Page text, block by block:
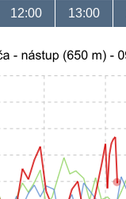
12:00 13:00